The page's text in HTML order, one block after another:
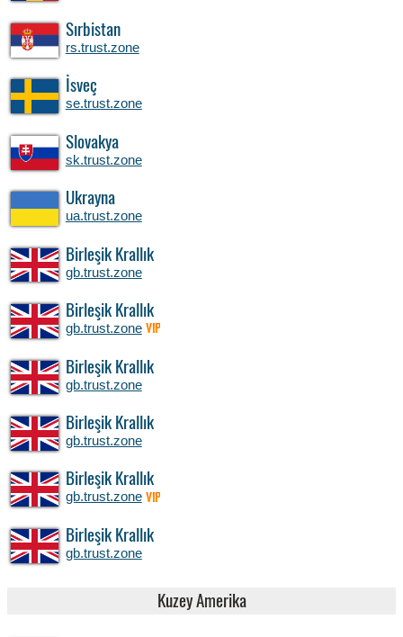
Sırbistan
rs.trust.zone
İsveç
se.trust.zone
Slovakya
sk.trust.zone
Ukrayna
ua.trust.zone
Birleşik Krallık
gb.trust.zone
Birleşik Krallık
gb.trust.zone VIP
Birleşik Krallık
gb.trust.zone
Birleşik Krallık
gb.trust.zone
Birleşik Krallık
gb.trust.zone VIP
Birleşik Krallık
gb.trust.zone
Kuzey Amerika